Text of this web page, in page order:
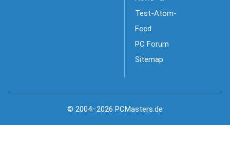
Test-Atom-
Feed
PC Forum
Sitemap
© 2004–2026 PCMasters.de